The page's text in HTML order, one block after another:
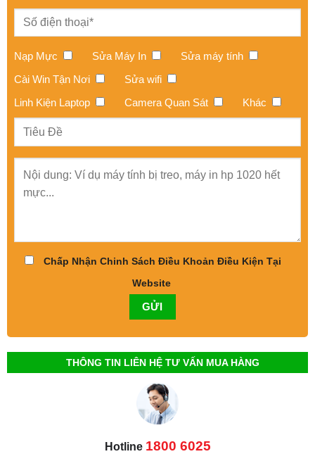
Nạp Mực Sửa Máy In
Sửa máy tính
Cài Win Tận Nơi
Sửa wifi
Linh Kiện Laptop
Camera Quan Sát Khác
Chấp Nhận Chinh Sách Điều Khoản Điều Kiện Tại
Website
THÔNG TIN LIÊN HỆ TƯ VẤN MUA HÀNG
Hotline 1800 6025